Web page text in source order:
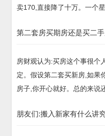
卖170,直接降了十万。一个星
第二套房买期房还是买二
房财观认为:买房这个事很个
定。假设第二套买新房,如果
房子,你开心就好。总的来说
朋友们:搬入新家有什么讲